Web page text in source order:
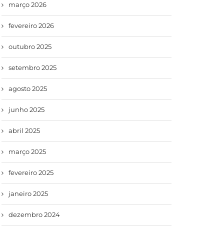
março 2026
fevereiro 2026
outubro 2025
setembro 2025
agosto 2025
junho 2025
abril 2025
março 2025
fevereiro 2025
janeiro 2025
dezembro 2024